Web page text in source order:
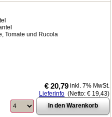
Tomate und Rucola
€ 20,79 inkl. 7% MwSt.
Lieferinfo (Netto: € 19,43)